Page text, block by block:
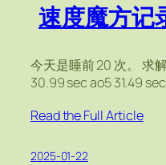
速度魔方记
今天是睡前 20 次。 求
30.99 sec ao5 31.49
Read the Full Article
2025-01-22